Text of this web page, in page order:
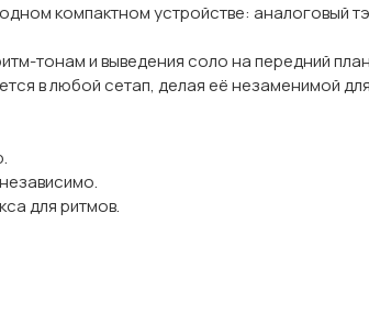
компактном устройстве: аналоговый
тонам и выведения соло на передний
в любой сетап, делая её незаменимой
для ритмов.